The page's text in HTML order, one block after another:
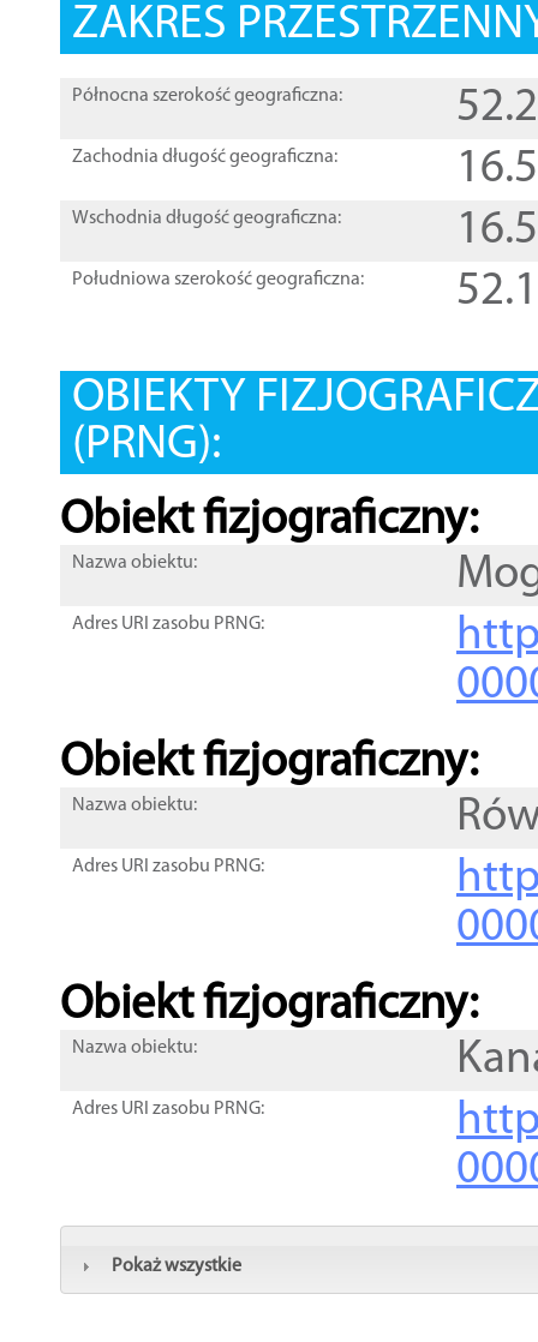
ZAKRES
Północna szerokość geograficzna:
Zachodnia długość geograficzna:
Wschodnia długość geograficzna:
Południowa szerokość geograficzna:
OBIEKTY
(PRNG):
Obiekt fizjograficzny:
Nazwa obiektu:
Adres URI zasobu PRNG:
Obiekt fizjograficzny:
Nazwa obiektu:
Adres URI zasobu PRNG:
Obiekt fizjograficzny:
Nazwa obiektu:
Adres URI zasobu PRNG:
Pokaż wszystkie